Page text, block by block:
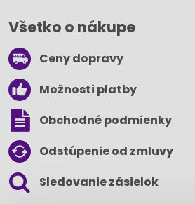
Všetko o nákupe
Ceny dopravy
Možnosti platby
Obchodné podmienky
Odstúpenie od zmluvy
Sledovanie zásielok